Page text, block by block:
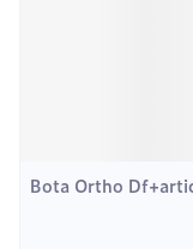
Bota Ortho